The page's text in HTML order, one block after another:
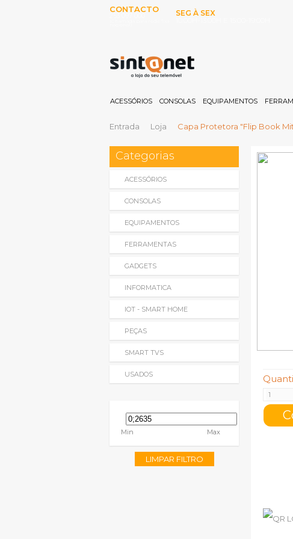
CONTACTO
SEG À SEX
ACESSÓRIOS CONSOLAS EQUIPAMENTOS
Entrada Loja Capa Protetora "Flip Book
Categorias
ACESSÓRIOS
CONSOLAS
EQUIPAMENTOS
FERRAMENTAS
GADGETS
INFORMATICA
IOT - SMART HOME
PEÇAS
SMART TVS
USADOS
Min Max
LIMPAR FILTRO